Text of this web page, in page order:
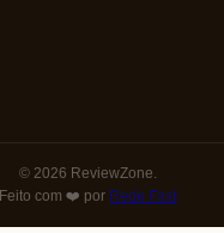
© 2026 ReviewZone.
Feito com ❤️ por Rede Fast